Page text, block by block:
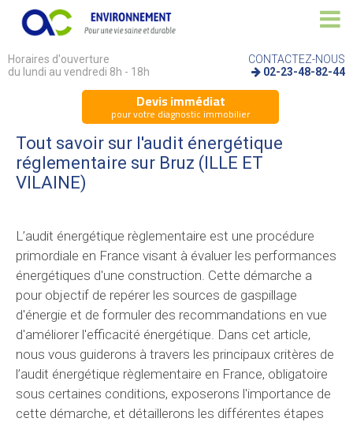
Horaires d'ouverture
du lundi au vendredi 8h - 18h
CONTACTEZ-NOUS
02-23-48-82-44
Devis immédiat
pour votre diagnostic immobilier
Tout savoir sur l'audit énergétique
réglementaire sur Bruz (ILLE ET
VILAINE)
L’audit énergétique règlementaire est une procédure
primordiale en France visant à évaluer les performances
énergétiques d'une construction. Cette démarche a
pour objectif de repérer les sources de gaspillage
d'énergie et de formuler des recommandations en vue
d'améliorer l'efficacité énergétique. Dans cet article,
nous vous guiderons à travers les principaux critères de
l’audit énergétique règlementaire en France, obligatoire
sous certaines conditions, exposerons l'importance de
cette démarche, et détaillerons les différentes étapes